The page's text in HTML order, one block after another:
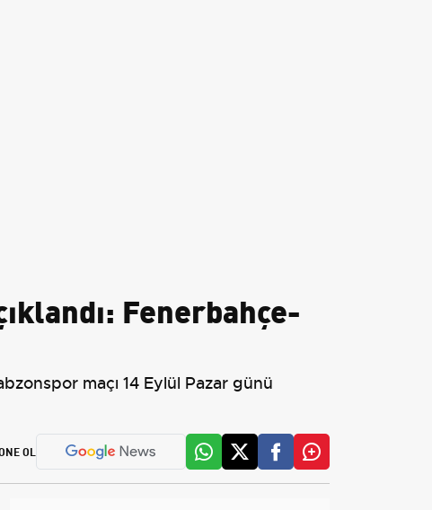
Fenerbahçe-
maçı 14 Eylül Pazar günü
OL